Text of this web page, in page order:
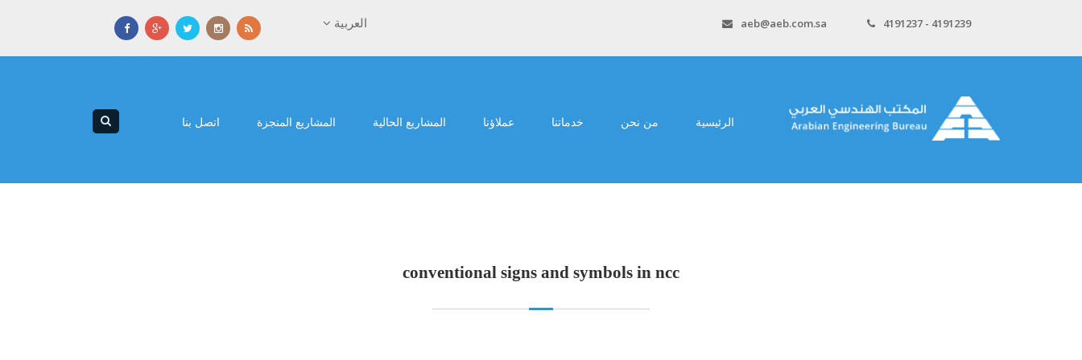
4191237 - 4191239
aeb@aeb.com.sa العربية
الرئيسية من نحن خدماتنا عملاؤنا المشاريع الحالية المشاريع المنجزة اتصل بنا
conventional signs and symbols in ncc